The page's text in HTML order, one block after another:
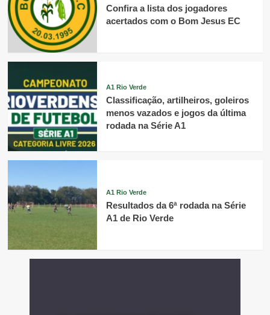
Confira a lista dos jogadores
acertados com o Bom Jesus EC
A1 Rio Verde
Classificação, artilheiros, goleiros
menos vazados e jogos da última
rodada na Série A1
A1 Rio Verde
Resultados da 6ª rodada na Série
A1 de Rio Verde